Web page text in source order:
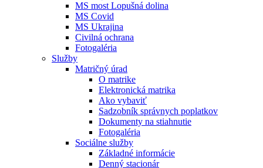
MS most Lopušná dolina
MS Covid
MS Ukrajina
Civilná ochrana
Fotogaléria
Služby
Matričný úrad
O matrike
Elektronická matrika
Ako vybaviť
Sadzobník správnych poplatkov
Dokumenty na stiahnutie
Fotogaléria
Sociálne služby
Základné informácie
Denný stacionár